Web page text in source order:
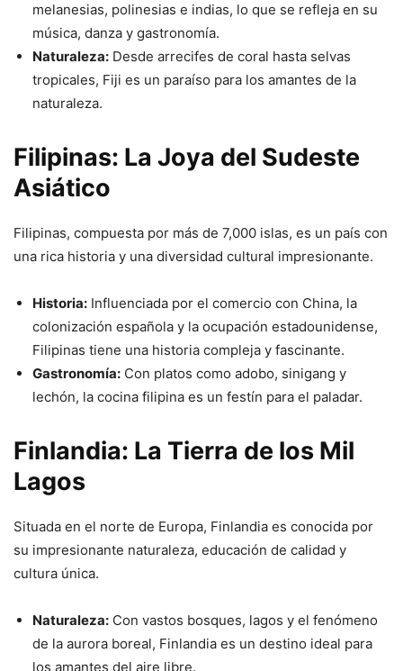
melanesias, polinesias e indias, lo que se refleja en su
música, danza y gastronomía.
Naturaleza: Desde arrecifes de coral hasta selvas
tropicales, Fiji es un paraíso para los amantes de la
naturaleza.
Filipinas: La Joya del Sudeste
Asiático
Filipinas, compuesta por más de 7,000 islas, es un país con
una rica historia y una diversidad cultural impresionante.
Historia: Influenciada por el comercio con China, la
colonización española y la ocupación estadounidense,
Filipinas tiene una historia compleja y fascinante.
Gastronomía: Con platos como adobo, sinigang y
lechón, la cocina filipina es un festín para el paladar.
Finlandia: La Tierra de los Mil
Lagos
Situada en el norte de Europa, Finlandia es conocida por
su impresionante naturaleza, educación de calidad y
cultura única.
Naturaleza: Con vastos bosques, lagos y el fenómeno
de la aurora boreal, Finlandia es un destino ideal para
los amantes del aire libre.